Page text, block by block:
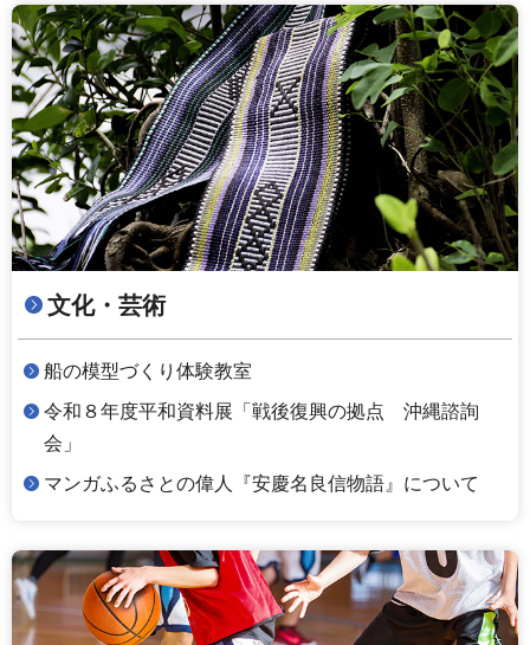
文化・芸術
船の模型づくり体験教室
令和８年度平和資料展「戦後復興の拠点 沖縄諮詢
会」
マンガふるさとの偉人『安慶名良信物語』について